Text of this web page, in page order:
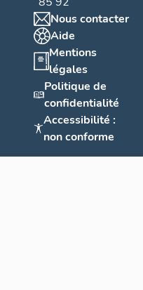
Nous contacter
Aide
Mentions
légales
Politique de
confidentialité
Accessibilité :
non conforme